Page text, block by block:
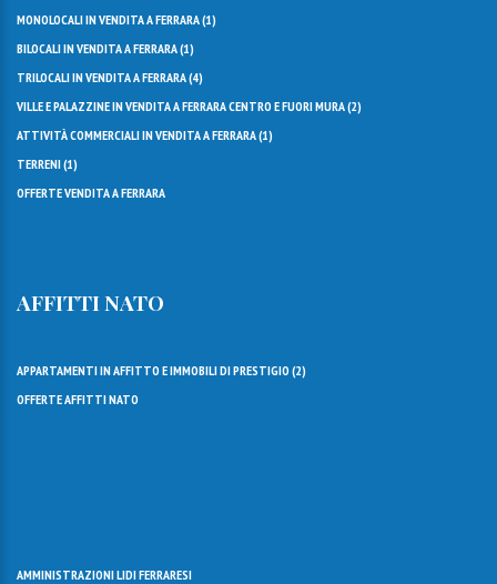
MONOLOCALI IN VENDITA A FERRARA (1)
BILOCALI IN VENDITA A FERRARA (1)
TRILOCALI IN VENDITA A FERRARA (4)
VILLE E PALAZZINE IN VENDITA A FERRARA CENTRO E FUORI MURA (2)
ATTIVITÀ COMMERCIALI IN VENDITA A FERRARA (1)
TERRENI (1)
OFFERTE VENDITA A FERRARA
AFFITTI NATO
APPARTAMENTI IN AFFITTO E IMMOBILI DI PRESTIGIO (2)
OFFERTE AFFITTI NATO
AMMINISTRAZIONI LIDI FERRARESI